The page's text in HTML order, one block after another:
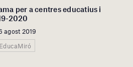
per a centres educatius i
2020
agost 2019